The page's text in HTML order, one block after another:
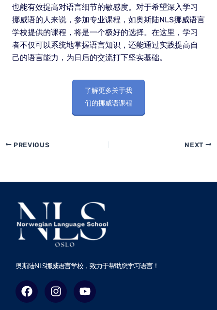
也能有效提高对语言细节的敏感度。对于希望深入学习
挪威语的人来说，参加专业课程，如奥斯陆NLS挪威语言
学校提供的课程，将是一个极好的选择。在这里，学习
者不仅可以系统地掌握语言知识，还能通过实践提高自
己的语言能力，为日后的交流打下坚实基础。
了解更多关于我
们的挪威语课程
PREVIOUS NEXT
奥斯陆NLS挪威语言学校，致力于帮助您学习语言！
F
a
I
n
Y
o